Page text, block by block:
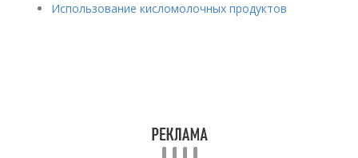
Использование кисломолочных продуктов